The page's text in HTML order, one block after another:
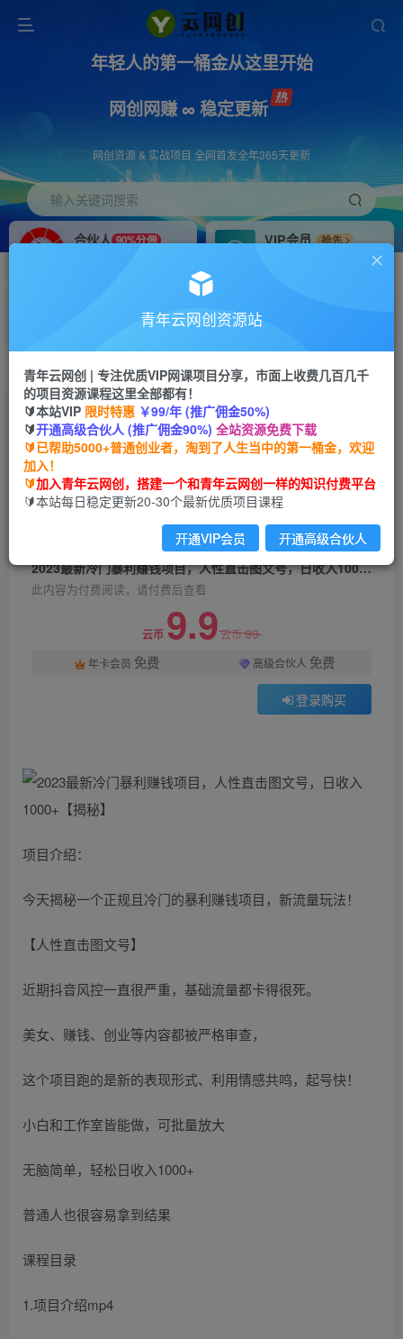
年轻人的第一桶金从这里开始
网创网赚 ∞ 稳定更新
网创资源 & 实战项目 全网首发全年365天更新
输入关键词搜索
合伙人 90%分佣
VIP会员
抢先
搭建同款网站，自己当老板
首页 创业课程 会员免费 正文
2023最新冷门暴利赚钱项目，人性直击图文号，
日收入1000+【揭秘】
青年云网创
2年前发布
关注 私信
2023最新冷门暴利赚钱项目，人性直击图文号，日收入1000+【揭秘】
此内容为付费阅读，请付费后查看
云币 9.9云币99
年卡会员 免费 高级合伙人 免费
登录购买
项目介绍：
今天揭秘一个正规且冷门的暴利赚钱项目，新流量玩法！
【人性直击图文号】
近期抖音风控一直很严重，基础流量都卡得很死。
美女、赚钱、创业等内容都被严格审查，
这个项目跑的是新的表现形式、利用情感共鸣，起号快！
小白和工作室皆能做，可批量放大
无脑简单，轻松日收入1000+
普通人也很容易拿到结果
课程目录
1.项目介绍mp4
青年云网创资源站
青年云网创 | 专注优质VIP网课项目分享，市面上收费几百几千
的项目资源课程这里全部都有！
🔰本站VIP 限时特惠 ￥99/年 (推广佣金50%)
🔰开通高级合伙人 (推广佣金90%) 全站资源免费下载
🔰已帮助5000+普通创业者，淘到了人生当中的第一桶金，欢迎
加入！
🔰加入青年云网创，搭建一个和青年云网创一样的知识付费平台
🔰本站每日稳定更新20-30个最新优质项目课程
开通VIP会员 开通高级合伙人